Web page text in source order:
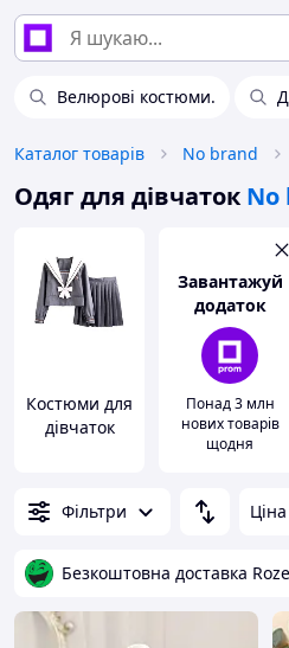
Велюрові костюми.
Каталог товарів No brand
Одяг для дівчаток No
Костюми для
дівчаток
Завантажуй
додаток
Понад 3 млн
нових товарів
щодня
Фільтри Ціна
Безкоштовна доставка